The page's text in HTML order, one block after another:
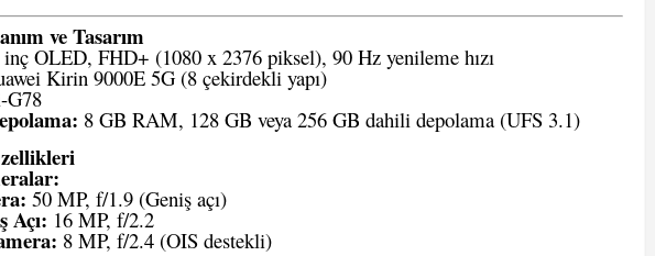
ve Tasarım
OLED, FHD+ (1080 x 2376 piksel), 90 Hz yenileme hızı
Kirin 9000E 5G (8 çekirdekli yapı)
8 GB RAM, 128 GB veya 256 GB dahili depolama (UFS 3.1)
50 MP, f/1.9 (Geniş açı)
Açı: 16 MP, f/2.2
8 MP, f/2.4 (OIS destekli)